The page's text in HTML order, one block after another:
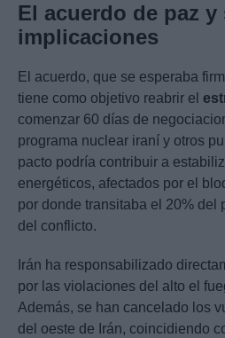
El acuerdo de paz y
implicaciones
El acuerdo, que se esperaba
tiene como objetivo reabrir el
comenzar 60 días de
programa nuclear iraní y otros
pacto podría contribuir a
energéticos, afectados por el
por donde transitaba el 20% del
del conflicto.
Irán ha responsabilizado
por las violaciones del alto el
Además, se han cancelado los
del oeste de Irán, coincidiendo